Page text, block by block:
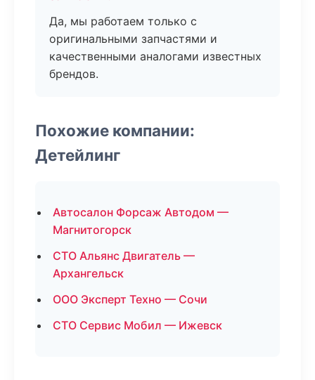
Да, мы работаем только с
оригинальными запчастями и
качественными аналогами известных
брендов.
Похожие компании:
Детейлинг
Автосалон Форсаж Автодом —
Магнитогорск
СТО Альянс Двигатель —
Архангельск
ООО Эксперт Техно — Сочи
СТО Сервис Мобил — Ижевск